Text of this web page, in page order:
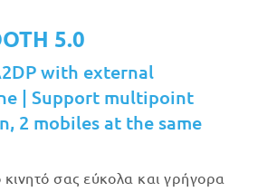
5.0
with external
| Support multipoint
2 mobiles at the same
κινητό σας εύκολα και γρήγορα